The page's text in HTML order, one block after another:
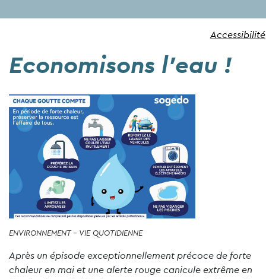
Accessibilité
Economisons l'eau !
ENVIRONNEMENT - VIE QUOTIDIENNE
Après un épisode exceptionnellement précoce de forte
chaleur en mai et une alerte rouge canicule extrême en